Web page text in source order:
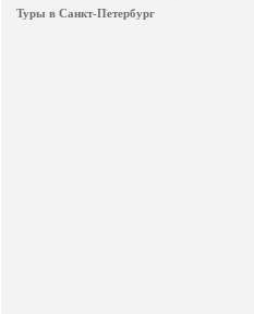
Туры в Санкт-Петербург